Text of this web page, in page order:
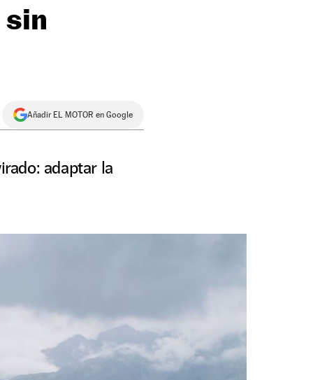
Añadir EL MOTOR en Google
adaptar la